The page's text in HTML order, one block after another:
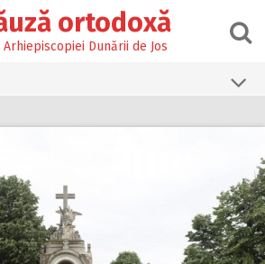
ortodoxă
Arhiepiscopiei Dunării de Jos